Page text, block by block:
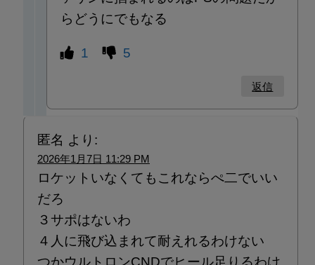
らどうにでもなる
1 5
返信
匿名 より:
2026年1月7日 11:29 PM
ロケットいなくてもこれならぺ二でいい
だろ
３サポはないわ
４人に飛び込まれて耐えれるわけない
つかウルトロンCNDでヒール足りるわけ